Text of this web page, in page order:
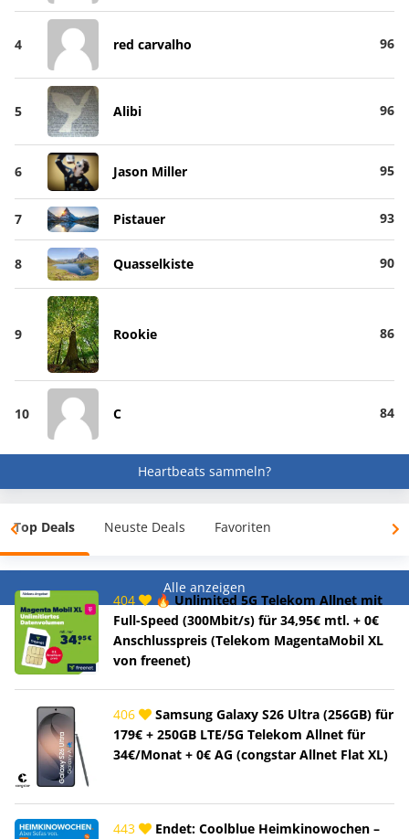
4 red carvalho 96
5 Alibi 96
6 Jason Miller 95
7 Pistauer 93
8 Quasselkiste 90
9 Rookie 86
10 C 84
Heartbeats sammeln?
Top Deals Neuste Deals Favoriten
Alle anzeigen
404
🔥 Unlimited 5G Telekom Allnet mit
Full-Speed (300Mbit/s) für 34,95€ mtl. + 0€
Anschlusspreis (Telekom MagentaMobil XL
von freenet)
406
Samsung Galaxy S26 Ultra (256GB) für
179€ + 250GB LTE/5G Telekom Allnet für
34€/Monat + 0€ AG (congstar Allnet Flat XL)
443
Endet: Coolblue Heimkinowochen –